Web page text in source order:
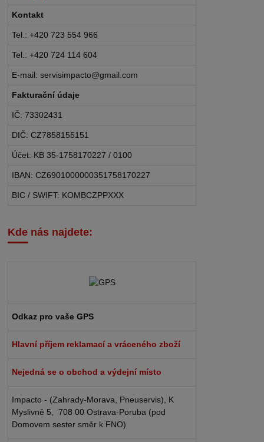
Kontakt
Tel.: +420 723 554 966
Tel.: +420 724 114 604
E-mail: servisimpacto@gmail.com
Fakturační údaje
IČ: 73302431
DIČ: CZ7858155151
Účet: KB 35-1758170227 / 0100
IBAN: CZ6901000000351758170227
BIC / SWIFT: KOMBCZPPXXX
Kde nás najdete:
Odkaz pro vaše GPS
Hlavní příjem reklamací a vráceného zboží
Nejedná se o obchod a výdejní místo
Impacto - (Zahrady-Morava, Pneuservis), K
Myslivně 5, 708 00 Ostrava-Poruba (pod
Domovem sester směr k FNO)